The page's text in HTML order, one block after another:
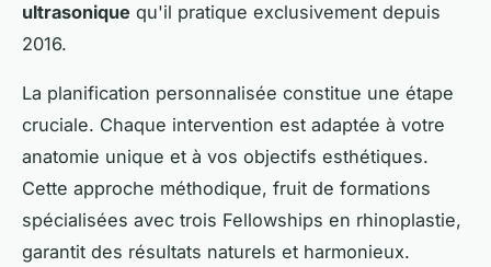
ultrasonique qu'il pratique exclusivement depuis
2016.
La planification personnalisée constitue une étape
cruciale. Chaque intervention est adaptée à votre
anatomie unique et à vos objectifs esthétiques.
Cette approche méthodique, fruit de formations
spécialisées avec trois Fellowships en rhinoplastie,
garantit des résultats naturels et harmonieux.